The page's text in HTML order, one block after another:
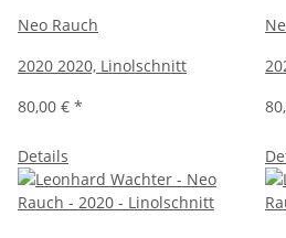
Neo Rauch
2020 2020, Linolschnitt
80,00 € *
Details